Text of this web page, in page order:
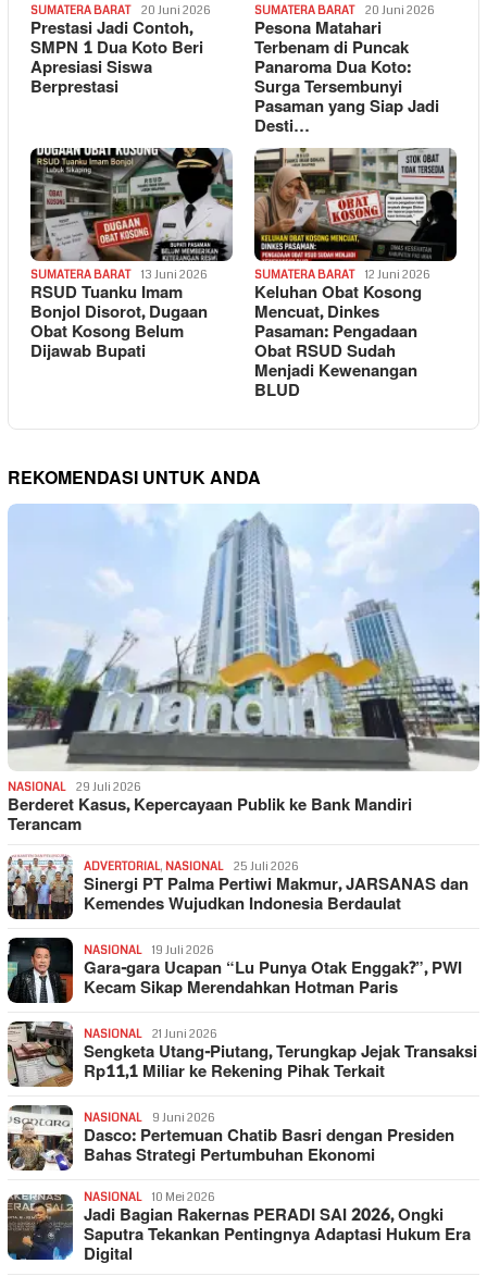
SUMATERA BARAT 20 Juni 2026
Prestasi Jadi Contoh,
SMPN 1 Dua Koto Beri
Apresiasi Siswa
Berprestasi
SUMATERA BARAT 20 Juni 2026
Pesona Matahari
Terbenam di Puncak
Panaroma Dua Koto:
Surga Tersembunyi
Pasaman yang Siap Jadi
Desti…
SUMATERA BARAT 13 Juni 2026
RSUD Tuanku Imam
Bonjol Disorot, Dugaan
Obat Kosong Belum
Dijawab Bupati
SUMATERA BARAT 12 Juni 2026
Keluhan Obat Kosong
Mencuat, Dinkes
Pasaman: Pengadaan
Obat RSUD Sudah
Menjadi Kewenangan
BLUD
REKOMENDASI UNTUK ANDA
NASIONAL 29 Juli 2026
Berderet Kasus, Kepercayaan Publik ke Bank Mandiri
Terancam
ADVERTORIAL, NASIONAL 25 Juli 2026
Sinergi PT Palma Pertiwi Makmur, JARSANAS dan
Kemendes Wujudkan Indonesia Berdaulat
NASIONAL 19 Juli 2026
Gara-gara Ucapan “Lu Punya Otak Enggak?”, PWI
Kecam Sikap Merendahkan Hotman Paris
NASIONAL 21 Juni 2026
Sengketa Utang-Piutang, Terungkap Jejak Transaksi
Rp11,1 Miliar ke Rekening Pihak Terkait
NASIONAL 9 Juni 2026
Dasco: Pertemuan Chatib Basri dengan Presiden
Bahas Strategi Pertumbuhan Ekonomi
NASIONAL 10 Mei 2026
Jadi Bagian Rakernas PERADI SAI 2026, Ongki
Saputra Tekankan Pentingnya Adaptasi Hukum Era
Digital